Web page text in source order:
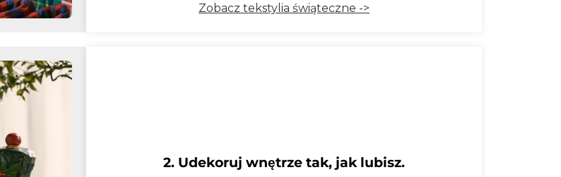
Zobacz tekstylia świąteczne ->
2. Udekoruj wnętrze tak, jak lubisz.